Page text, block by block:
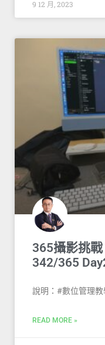
9 12 月, 2023
365攝影挑
342/365
說明：#數位管理教
READ MORE »